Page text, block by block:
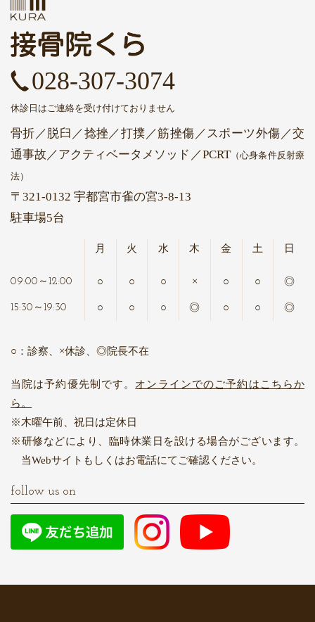
028-307-3074
休診日はご連絡を受け付けておりません
骨折／脱臼／捻挫／打撲／筋挫傷／スポーツ外傷／交
通事故 ／アクティベータメソッド ／PCRT（心身条件反射療
法）
〒321-0132 宇都宮市雀の宮3-8-13
駐車場5台
09:00～12:00
15:30～19:30
月
○
○
火
○
○
水
○
○
木
×
◎
金
○
○
土
○
○
日
◎
◎
○：診察、×休診、◎院長不在
当院は予約優先制です。 オンラインでのご予約はこちらか
ら。
木曜午前、祝日は定休日
研修などにより、臨時休業日を設ける場合がございます。
当Webサイトもしくはお電話にてご確認ください。
follow us on